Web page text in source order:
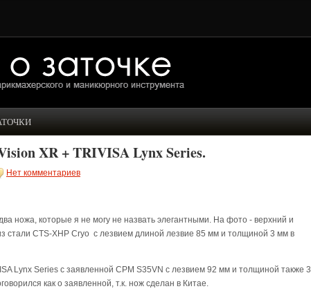
XR + TRIVISA Lynx Series.
Нет комментариев
ножа, которые я не могу не назвать элегантными. На фото - верхний и
стали CTS-XHP Cryo с лезвием длиной лезвие 85 мм и толщиной 3 мм в
Lynx Series с заявленной CPM S35VN с лезвием 92 мм и толщиной также 3
как о заявленной, т.к. нож сделан в Китае.